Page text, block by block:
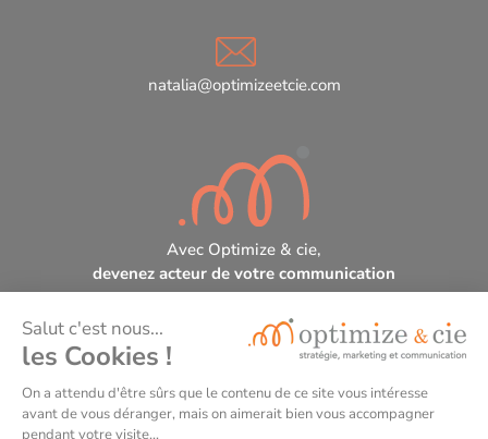
natalia@optimizeetcie.com
Avec Optimize & cie,
devenez acteur de votre communication
Optimize & cie, organisme de formation certifié
DataDock et Qualiopi.
N° de déclaration d’activité de formateur : 75331256633